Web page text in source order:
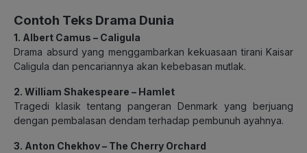
Contoh Teks Drama Dunia
1. Albert Camus – Caligula
Drama absurd yang menggambarkan kekuasaan tirani Kaisar
Caligula dan pencariannya akan kebebasan mutlak.
2. William Shakespeare – Hamlet
Tragedi klasik tentang pangeran Denmark yang berjuang
dengan pembalasan dendam terhadap pembunuh ayahnya.
3. Anton Chekhov – The Cherry Orchard